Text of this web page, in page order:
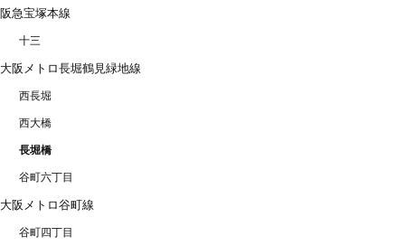
阪急宝塚本線
十三
大阪メトロ長堀鶴見緑地線
西長堀
西大橋
長堀橋
谷町六丁目
大阪メトロ谷町線
谷町四丁目